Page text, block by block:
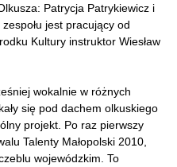
Patrycja Patrykiewicz i
jest pracujący od
Kultury instruktor Wiesław
wokalnie w różnych
się pod dachem olkuskiego
projekt. Po raz pierwszy
Talenty Małopolski 2010,
wojewódzkim. To